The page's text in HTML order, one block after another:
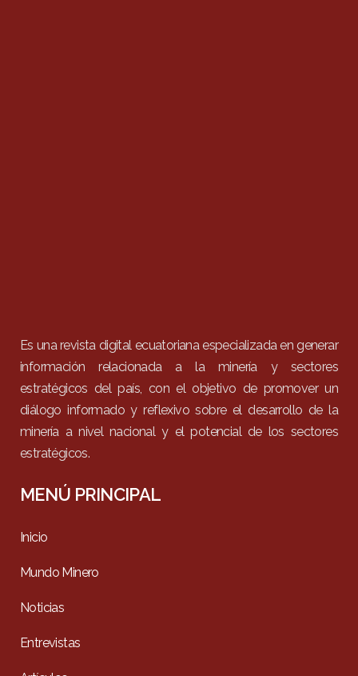
Es una revista digital ecuatoriana especializada en generar
información relacionada a la minería y sectores
estratégicos del país, con el objetivo de promover un
diálogo informado y reflexivo sobre el desarrollo de la
minería a nivel nacional y el potencial de los sectores
estratégicos.
MENÚ PRINCIPAL
Inicio
Mundo Minero
Noticias
Entrevistas